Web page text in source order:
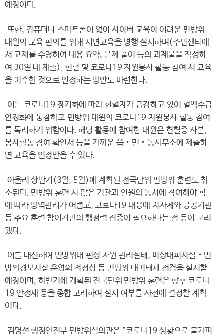
예정이다.
또한, 컴퓨터나 스마트폰이 없어 사이버 교육이 어려운 민방위
대원의 교육 편의를 위해 서면교육을 병행 실시하며(주민센터에
서 교재를 수령히여 내용 요약, 문제 풀이 등의 과제물을 작성하
여 30일 내 제출), 헌혈 및 코로나19 자원봉사 활동 참여 시 교육
을 이수한 것으로 인정하는 방안도 마련한다.
이는 코로나19 장기화에 따라 헌혈자가 급감하고 있어 혈액수급
안정화에 동참하고 민방위 대원의 코로나19 자원봉사 활동 참여
를 독려하기 위함이다. 해당 활동에 참여한 대원은 헌혈증 사본,
봉사활동 참여 확인서 등을 가까운 읍‧면‧동사무소에 제출하
면 교육을 인정받을 수 있다.
아울러 상반기(3월, 5월)에 계획된 전국단위 민방위 훈련도 취
소된다. 민방위 훈련 시 많은 기관과 인원의 동시에 참여해야 함
에 따라 방역관리가 어렵고, 코로나19 대응에 지자체와 공공기관
등 주요 훈련 참여기관의 행정력 집중이 필요하다는 점 등이 고려
됐다.
이를 대신하여 민방위대 편성 자원 관리실태, 비상대피시설‧민
방위경보시설 운영의 적정성 등 민방위 대비태세 점검을 실시할
예정이며, 하반기에 계획된 전국단위 민방위 훈련은 향후 코로나
19 안정세 등을 종합 고려하여 실시 여부를 사전에 결정할 계획
이다.
김명선 행정안전부 민방위심의관은 “코로나19 상황으로 불가피